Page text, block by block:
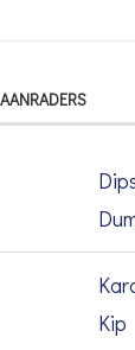
AANRADERS
Kip